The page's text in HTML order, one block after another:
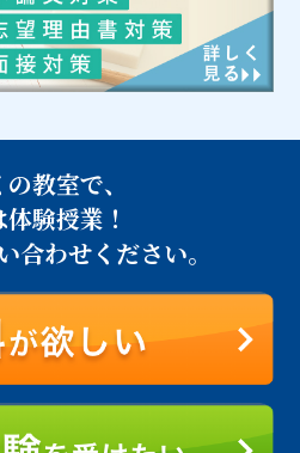
教室で、
験授業！
合わせください。